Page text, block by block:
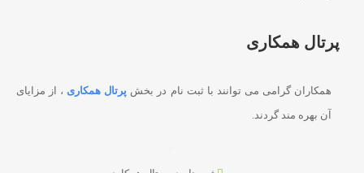
پرتال همکاری
همکاران گرامی می توانند با ثبت نام در بخش پرتال همکاری ، از مزایای
آن بهره مند گردند.